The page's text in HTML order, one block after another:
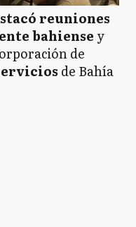
reuniones
bahiense y
de
de Bahía